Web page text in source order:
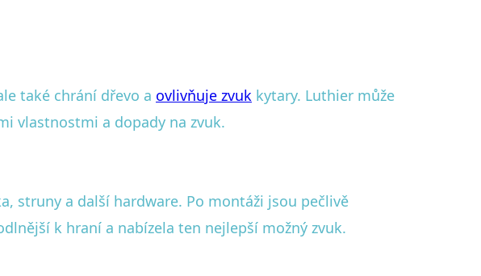
také chrání dřevo a ovlivňuje zvuk kytary. Luthier může
vlastnostmi a dopady na zvuk.
struny a další hardware. Po montáži jsou pečlivě
k hraní a nabízela ten nejlepší možný zvuk.